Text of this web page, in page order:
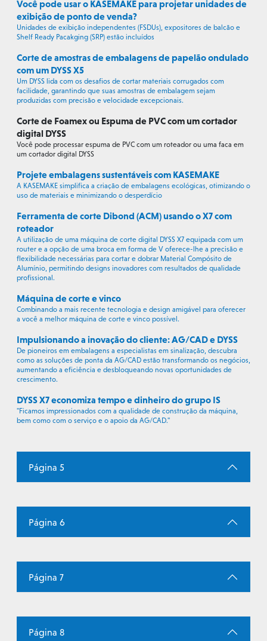
Você pode usar o KASEMAKE para projetar unidades de
exibição de ponto de venda?
Unidades de exibição independentes (FSDUs), expositores de balcão e
Shelf Ready Pacakging (SRP) estão incluídos
Corte de amostras de embalagens de papelão ondulado
com um DYSS X5
Um DYSS lida com os desafios de cortar materiais corrugados com
facilidade, garantindo que suas amostras de embalagem sejam
produzidas com precisão e velocidade excepcionais.
Corte de Foamex ou Espuma de PVC com um cortador
digital DYSS
Você pode processar espuma de PVC com um roteador ou uma faca em
um cortador digital DYSS
Projete embalagens sustentáveis com KASEMAKE
A KASEMAKE simplifica a criação de embalagens ecológicas, otimizando o
uso de materiais e minimizando o desperdício
Ferramenta de corte Dibond (ACM) usando o X7 com
roteador
A utilização de uma máquina de corte digital DYSS X7 equipada com um
router e a opção de uma broca em forma de V oferece-lhe a precisão e
flexibilidade necessárias para cortar e dobrar Material Compósito de
Alumínio, permitindo designs inovadores com resultados de qualidade
profissional.
Máquina de corte e vinco
Combinando a mais recente tecnologia e design amigável para oferecer
a você a melhor máquina de corte e vinco possível.
Impulsionando a inovação do cliente: AG/CAD e DYSS
De pioneiros em embalagens a especialistas em sinalização, descubra
como as soluções de ponta da AG/CAD estão transformando os negócios,
aumentando a eficiência e desbloqueando novas oportunidades de
crescimento.
DYSS X7 economiza tempo e dinheiro do grupo IS
"Ficamos impressionados com a qualidade de construção da máquina,
bem como com o serviço e o apoio da AG/CAD."
Página 5
Página 6
Página 7
Página 8